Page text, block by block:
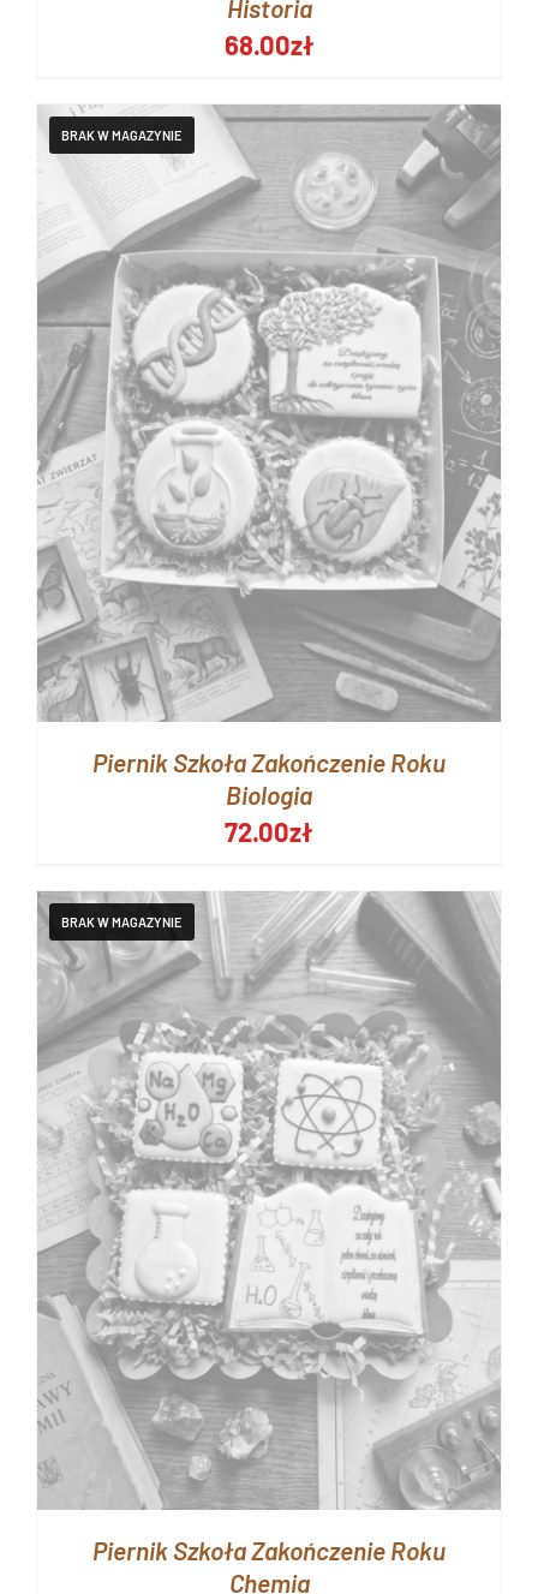
Historia
68.00zł
Piernik Szkoła Zakończenie Roku
Biologia
72.00zł
Piernik Szkoła Zakończenie Roku
Chemia